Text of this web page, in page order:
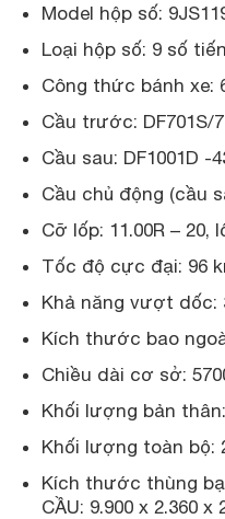
Model hộp số:
Loại hộp số: 9 số
Công thức bánh xe:
Cầu trước: DF701S/
Cầu sau: DF1001D -
Cầu chủ động (cầu
Cỡ lốp: 11.00R – 20,
Tốc độ cực đại: 96
Khả năng vượt dốc:
Kích thước bao
Chiều dài cơ sở:
Khối lượng bản
Khối lượng toàn bộ:
Kích thước thùng
CẦU: 9.900 x 2.360 x